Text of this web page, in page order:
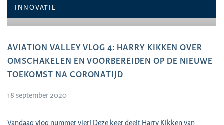
INNOVATIE
AVIATION VALLEY VLOG 4: HARRY KIKKEN OVER
OMSCHAKELEN EN VOORBEREIDEN OP DE NIEUWE
TOEKOMST NA CORONATIJD
18 september 2020
Vandaag vlog nummer vier! Deze keer deelt Harry Kikken van